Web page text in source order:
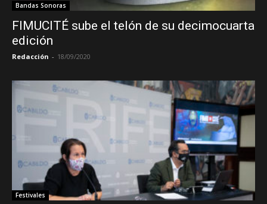
Bandas Sonoras
FIMUCITÉ sube el telón de su decimocuarta
edición
Redacción - 18/09/2020
Festivales